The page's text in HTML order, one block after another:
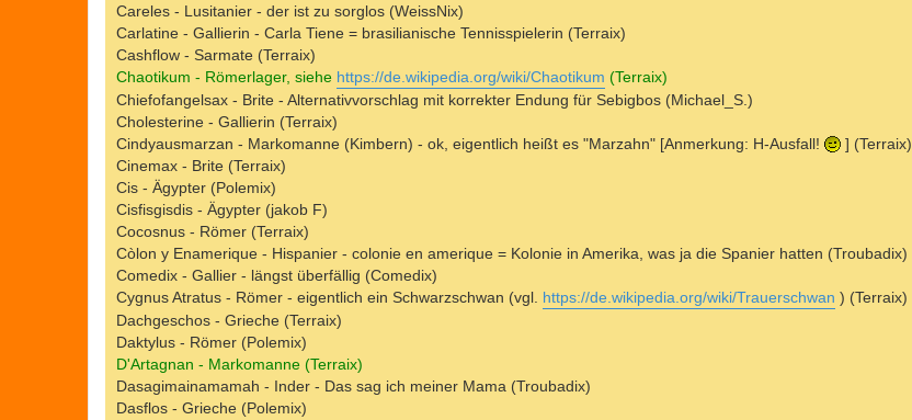
Careles - Lusitanier - der ist zu sorglos (WeissNix)
Carlatine - Gallierin - Carla Tiene = brasilianische Tennisspielerin (Terraix)
Cashflow - Sarmate (Terraix)
Chaotikum - Römerlager, siehe https://de.wikipedia.org/wiki/Chaotikum (Terraix)
Chiefofangelsax - Brite - Alternativvorschlag mit korrekter Endung für Sebigbos (Michael_S.)
Cholesterine - Gallierin (Terraix)
Cindyausmarzan - Markomanne (Kimbern) - ok, eigentlich heißt es "Marzahn" [Anmerkung: H-Ausfall!
] (Terraix)
Cinemax - Brite (Terraix)
Cis - Ägypter (Polemix)
Cisfisgisdis - Ägypter (jakob F)
Cocosnus - Römer (Terraix)
Còlon y Enamerique - Hispanier - colonie en amerique = Kolonie in Amerika, was ja die Spanier hatten (Troubadix)
Comedix - Gallier - längst überfällig (Comedix)
Cygnus Atratus - Römer - eigentlich ein Schwarzschwan (vgl. https://de.wikipedia.org/wiki/Trauerschwan ) (Terraix)
Dachgeschos - Grieche (Terraix)
Daktylus - Römer (Polemix)
D'Artagnan - Markomanne (Terraix)
Dasagimainamamah - Inder - Das sag ich meiner Mama (Troubadix)
Dasflos - Grieche (Polemix)